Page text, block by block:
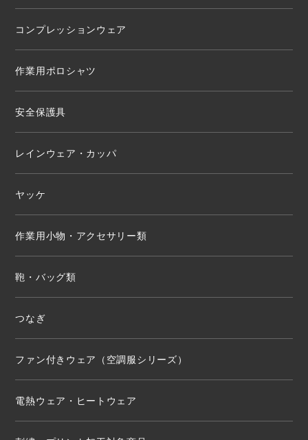
コンプレッションウェア
作業用ポロシャツ
安全保護具
レインウェア・カッパ
ヤッケ
作業用小物・アクセサリー類
鞄・バッグ類
つなぎ
ファン付きウェア（空調服シリーズ）
電熱ウェア・ヒートウェア